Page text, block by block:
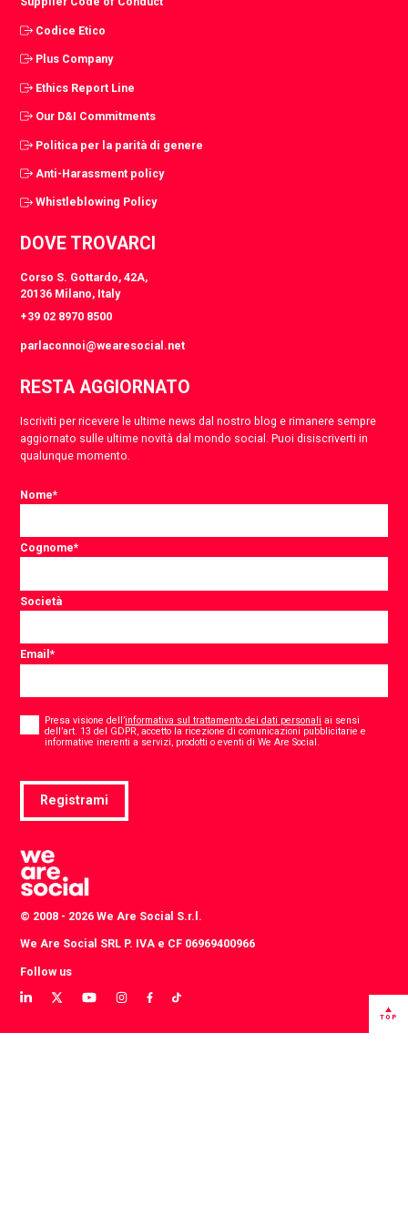
Codice Etico
Plus Company
Ethics Report Line
Our D&I Commitments
Politica per la parità di genere
Anti-Harassment policy
Whistleblowing Policy
DOVE TROVARCI
Corso S. Gottardo, 42A,
20136 Milano, Italy
+39 02 8970 8500
parlaconnoi@wearesocial.net
RESTA AGGIORNATO
Iscriviti per ricevere le ultime news dal nostro blog e rimanere sempre
aggiornato sulle ultime novità dal mondo social. Puoi disiscriverti in
qualunque momento.
Nome*
Cognome*
Società
Email*
Consent
Presa visione dell’informativa sul trattamento dei dati personali ai sensi
dell’art. 13 del GDPR, accetto la ricezione di comunicazioni pubblicitarie e
informative inerenti a servizi, prodotti o eventi di We Are Social.
Registrami
© 2008 - 2026 We Are Social S.r.l.
We Are Social SRL P. IVA e CF 06969400966
Follow us
View
LinkedIn
View
Twitter
View
YouTube
View
instagram
View
Facebook
View
TikTok
TOP